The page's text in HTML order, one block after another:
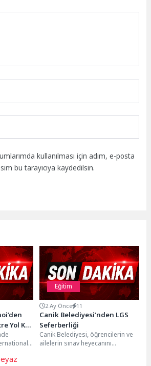
kullanılması için adım, e-posta
bu tarayıcıya kaydedilsin.
Yol Kat
ve 3
Eğitim
2 Ay Önce 11
Canik Belediyesi’nden LGS
Seferberliği
Canik Belediyesi, öğrencilerin ve
ailelerin sınav heyecanını